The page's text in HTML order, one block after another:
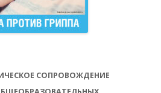
СОПРОВОЖДЕНИЕ